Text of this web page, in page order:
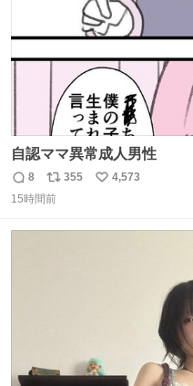
自認ママ異常成人男性
返
信
8
リ
ポ
355
い
4,573
15時間前